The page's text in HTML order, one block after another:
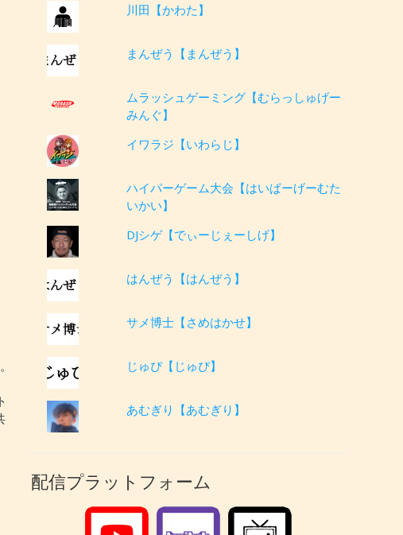
川田【かわた】
まんぜう【まんぜう】
ムラッシュゲーミング【むらっしゅげー
みんぐ】
イワラジ【いわらじ】
ハイパーゲーム大会【はいぱーげーむた
いかい】
DJシゲ【でぃーじぇーしげ】
はんぜう【はんぜう】
サメ博士【さめはかせ】
じゅぴ【じゅぴ】
あむぎり【あむぎり】
配信プラットフォーム